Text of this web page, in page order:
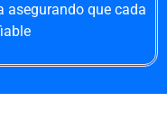
asegurando que cada